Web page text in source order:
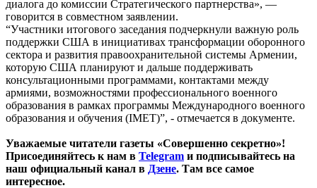
диалога до комиссии Стратегического партнерства», —
говорится в совместном заявлении.
“Участники итогового заседания подчеркнули важную роль
поддержки США в инициативах трансформации оборонного
сектора и развития правоохранительной системы Армении,
которую США планируют и дальше поддерживать
консультационными программами, контактами между
армиями, возможностями профессионального военного
образования в рамках программы Международного военного
образования и обучения (IMET)”, - отмечается в документе.
Уважаемые читатели газеты «Совершенно секретно»!
Присоединяйтесь к нам в Telegram и подписывайтесь на
наш официальный канал в Дзене. Там все самое
интересное.